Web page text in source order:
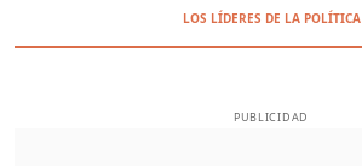
LOS LÍDERES DE LA POLÍTICA
PUBLICIDAD